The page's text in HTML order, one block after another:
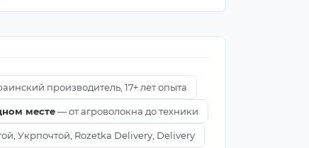
производитель, 17+ лет опыта
месте— от агроволокна до техники
Укрпочтой, Rozetka Delivery, Delivery